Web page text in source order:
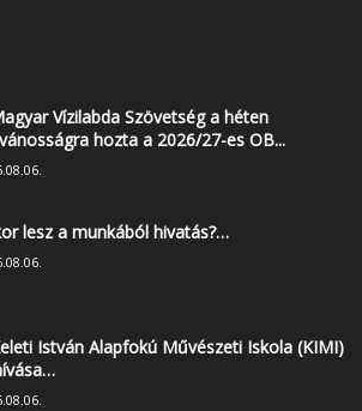
Vízilabda Szövetség a héten
hozta a 2026/27-es OB...
lesz a munkából hivatás?…
István Alapfokú Művészeti Iskola (KIMI)